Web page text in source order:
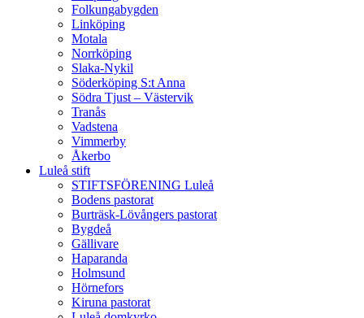
Folkungabygden
Linköping
Motala
Norrköping
Slaka-Nykil
Söderköping S:t Anna
Södra Tjust – Västervik
Tranås
Vadstena
Vimmerby
Åkerbo
Luleå stift
STIFTSFÖRENING Luleå
Bodens pastorat
Burträsk-Lövångers pastorat
Bygdeå
Gällivare
Haparanda
Holmsund
Hörnefors
Kiruna pastorat